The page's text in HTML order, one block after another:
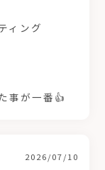
ィング
事が一番👍
2026/07/10